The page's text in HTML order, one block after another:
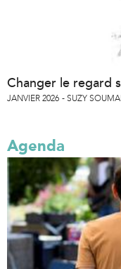
Changer le regard
JANVIER 2026 SUZY
Agenda